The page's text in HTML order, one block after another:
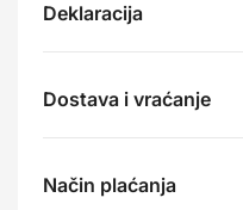
Deklaracija
Dostava i vraćanje
Način plaćanja